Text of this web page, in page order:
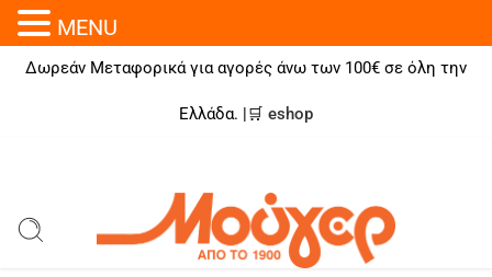
Δωρεάν Μεταφορικά για αγορές άνω των 100€ σε όλη την
Ελλάδα. |🛒 eshop
MENU